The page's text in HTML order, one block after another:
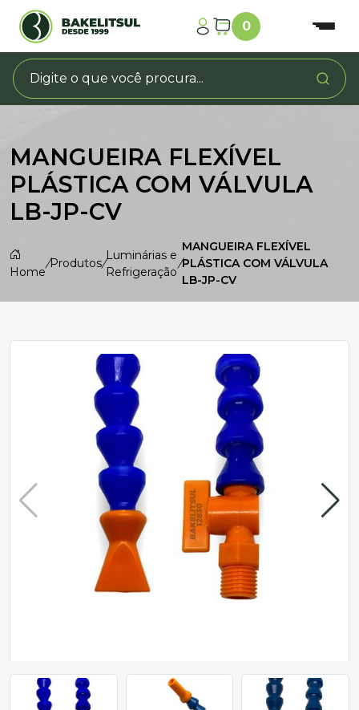
0
MANGUEIRA FLEXÍVEL
PLÁSTICA COM VÁLVULA
LB-JP-CV
Home
/Produtos/
Luminárias e
Refrigeração
/
MANGUEIRA FLEXÍVEL
PLÁSTICA COM VÁLVULA
LB-JP-CV